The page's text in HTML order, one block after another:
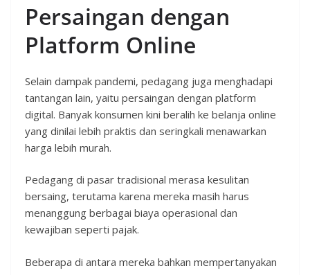
Persaingan dengan
Platform Online
Selain dampak pandemi, pedagang juga menghadapi
tantangan lain, yaitu persaingan dengan platform
digital. Banyak konsumen kini beralih ke belanja online
yang dinilai lebih praktis dan seringkali menawarkan
harga lebih murah.
Pedagang di pasar tradisional merasa kesulitan
bersaing, terutama karena mereka masih harus
menanggung berbagai biaya operasional dan
kewajiban seperti pajak.
Beberapa di antara mereka bahkan mempertanyakan